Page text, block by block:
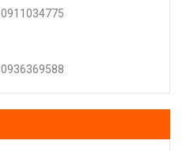
0911034775
0936369588